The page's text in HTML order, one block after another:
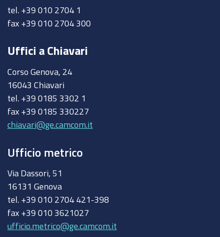
tel. +39 010 2704 1
fax +39 010 2704 300
Uffici a Chiavari
Corso Genova, 24
16043 Chiavari
tel. +39 0185 3302 1
fax +39 0185 330227
chiavari@ge.camcom.it
Ufficio metrico
Via Dassori, 51
16131 Genova
tel. +39 010 2704 421-398
fax +39 010 3621027
ufficio.metrico@ge.camcom.it